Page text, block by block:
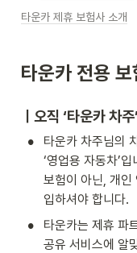
타운카 제휴 보험사 소개
타운카 전용
오직 ‘타운카 차
•
타운카 차주님의
‘영업용 자동차’
보험이 아닌, 개
입하셔야 합니다.
• 타운카는 제휴 파
공유 서비스에 알